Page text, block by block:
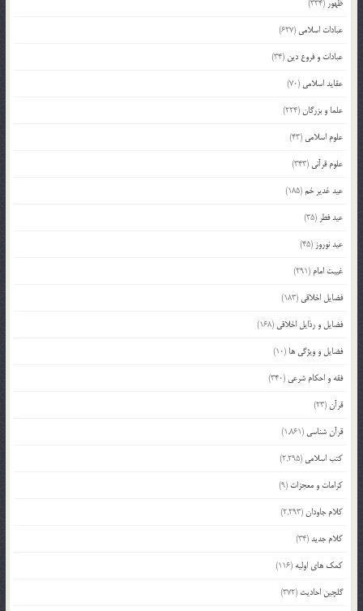
ظهور (334)
عبادات اسلامی (627)
عبادات و فروع دین (34)
عقاید اسلامی (70)
علما و بزرگان(224)
علوم اسلامی (43)
علوم قرآنی (343)
عید غدیر خم(185)
عید فطر (35)
عید نوروز (45)
غیبت امام (291)
فضایل اخلاقی (183)
فضایل و رذایل اخلاقی (168)
فضایل و ویژگی ها (10)
فقه و احکام شرعی (340)
قرآن(23)
قرآن شناسی (1,861)
کتب اسلامی (2,295)
کرامات و معجزات (9)
کلام جاودان(2,293)
کلام جدید(34)
کمک های اولیه (116)
گلچین احادیث (372)